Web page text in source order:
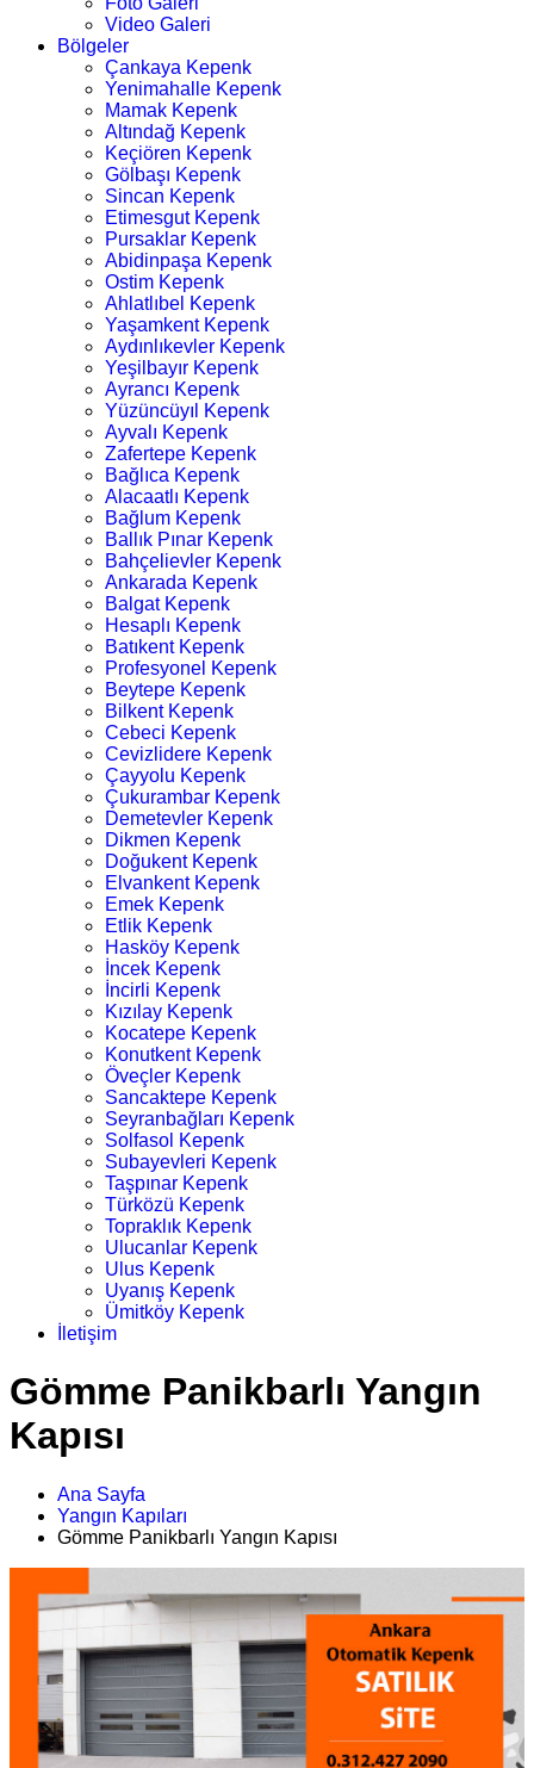
Video Galeri
Bölgeler
Çankaya Kepenk
Yenimahalle Kepenk
Mamak Kepenk
Altındağ Kepenk
Keçiören Kepenk
Gölbaşı Kepenk
Sincan Kepenk
Etimesgut Kepenk
Pursaklar Kepenk
Abidinpaşa Kepenk
Ostim Kepenk
Ahlatlıbel Kepenk
Yaşamkent Kepenk
Aydınlıkevler Kepenk
Yeşilbayır Kepenk
Ayrancı Kepenk
Yüzüncüyıl Kepenk
Ayvalı Kepenk
Zafertepe Kepenk
Bağlıca Kepenk
Alacaatlı Kepenk
Bağlum Kepenk
Ballık Pınar Kepenk
Bahçelievler Kepenk
Ankarada Kepenk
Balgat Kepenk
Hesaplı Kepenk
Batıkent Kepenk
Profesyonel Kepenk
Beytepe Kepenk
Bilkent Kepenk
Cebeci Kepenk
Cevizlidere Kepenk
Çayyolu Kepenk
Çukurambar Kepenk
Demetevler Kepenk
Dikmen Kepenk
Doğukent Kepenk
Elvankent Kepenk
Emek Kepenk
Etlik Kepenk
Hasköy Kepenk
İncek Kepenk
İncirli Kepenk
Kızılay Kepenk
Kocatepe Kepenk
Konutkent Kepenk
Öveçler Kepenk
Sancaktepe Kepenk
Seyranbağları Kepenk
Solfasol Kepenk
Subayevleri Kepenk
Taşpınar Kepenk
Türközü Kepenk
Topraklık Kepenk
Ulucanlar Kepenk
Ulus Kepenk
Uyanış Kepenk
Ümitköy Kepenk
İletişim
Gömme Panikbarlı Yangın
Kapısı
Ana Sayfa
Yangın Kapıları
Gömme Panikbarlı Yangın Kapısı